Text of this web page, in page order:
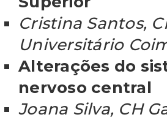
Cristina Santos,
Universitário
Alterações do
nervoso central
Joana Silva, CH